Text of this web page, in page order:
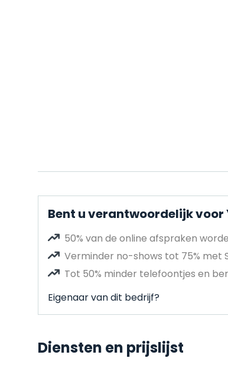
Bent u verantwoordelijk voor
50% van de online afspraken
Verminder no-shows tot 75% met
Tot 50% minder telefoontjes en
Eigenaar van dit bedrijf?
Diensten en prijslijst